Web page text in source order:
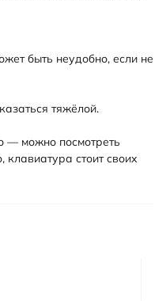
быть неудобно, если не
тяжёлой.
— можно посмотреть
стоит своих